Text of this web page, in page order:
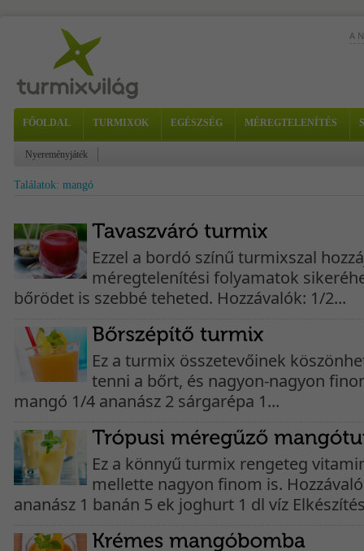
A
FŐOLDAL TURMIXOK EGÉSZSÉG MÉREGTELENÍTÉS
Nyereményjáték
Találatok: mangó
Ezzel a bordó színű turmixszal
méregtelenítési folyamatok
bőrödet is szebbé teheted. Hozzávalók: 1/2...
Ez a turmix összetevőinek
tenni a bőrt, és nagyon-nagyon
mangó 1/4 ananász 2 sárgarépa 1...
Ez a könnyű turmix rengeteg
mellette nagyon finom is.
ananász 1 banán 5 ek joghurt 1 dl víz